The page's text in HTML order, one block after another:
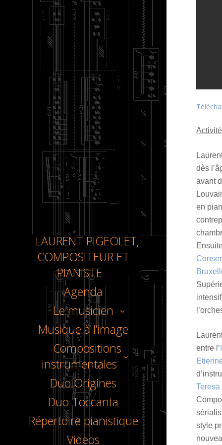
LAURENT PIGEOLET,
COMPOSITEUR ET
PIANISTE
Agenda
Le musicien
Musique à l’image
Compositions
instrumentales
Duo Origines
Duo Toccanta
Répertoire pianistique
Videos
dès
avant
en
entre l’
style